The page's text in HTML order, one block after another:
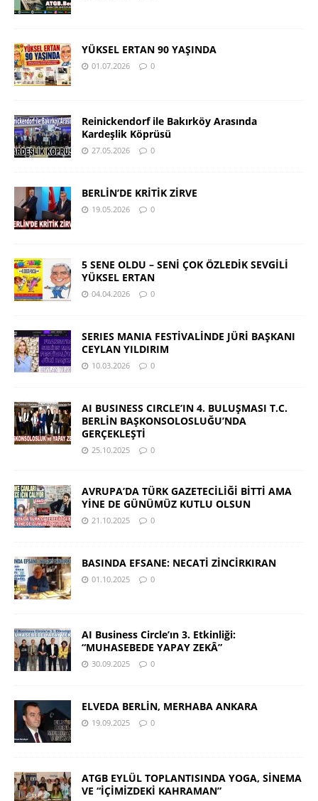
YÜKSEL ERTAN 90 YAŞINDA
01.07.2026 0
Reinickendorf ile Bakırköy Arasında
Kardeşlik Köprüsü
27.05.2026 0
BERLİN’DE KRİTİK ZİRVE
19.05.2026 0
5 SENE OLDU – SENİ ÇOK ÖZLEDİK SEVGİLİ
YÜKSEL ERTAN
04.04.2026 0
SERIES MANIA FESTİVALİNDE JÜRİ BAŞKANI
CEYLAN YILDIRIM
10.03.2026 0
AI BUSINESS CIRCLE’IN 4. BULUŞMASI T.C.
BERLİN BAŞKONSOLOSLUĞU’NDA
GERÇEKLEŞTİ
25.10.2025 0
AVRUPA’DA TÜRK GAZETECİLİĞİ BİTTİ AMA
YİNE DE GÜNÜMÜZ KUTLU OLSUN
21.10.2025 0
BASINDA EFSANE: NECATİ ZİNCİRKIRAN
01.10.2025 0
AI Business Circle’ın 3. Etkinliği:
“MUHASEBEDE YAPAY ZEKÂ”
30.09.2025 0
ELVEDA BERLİN, MERHABA ANKARA
19.09.2025 0
ATGB EYLÜL TOPLANTISINDA YOGA, SİNEMA
VE “İÇİMİZDEKİ KAHRAMAN”